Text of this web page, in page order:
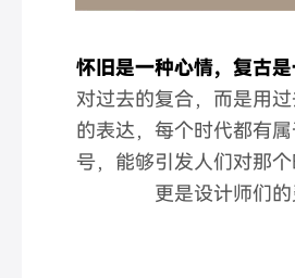
怀旧是一种心情，复古
对过去的复合，而是用
的表达，每个时代都有
号，能够引发人们对那个
更是设计师们的